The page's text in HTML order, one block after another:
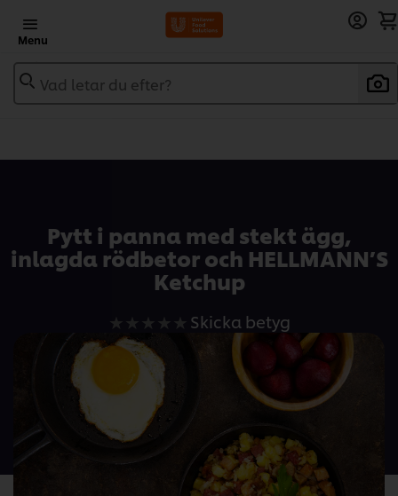
Menu
Vad letar du efter?
Pytt i panna med stekt ägg,
inlagda rödbetor och HELLMANN’S
Ketchup
Inga
betyg
skickats
denna
recipe
Skicka betyg